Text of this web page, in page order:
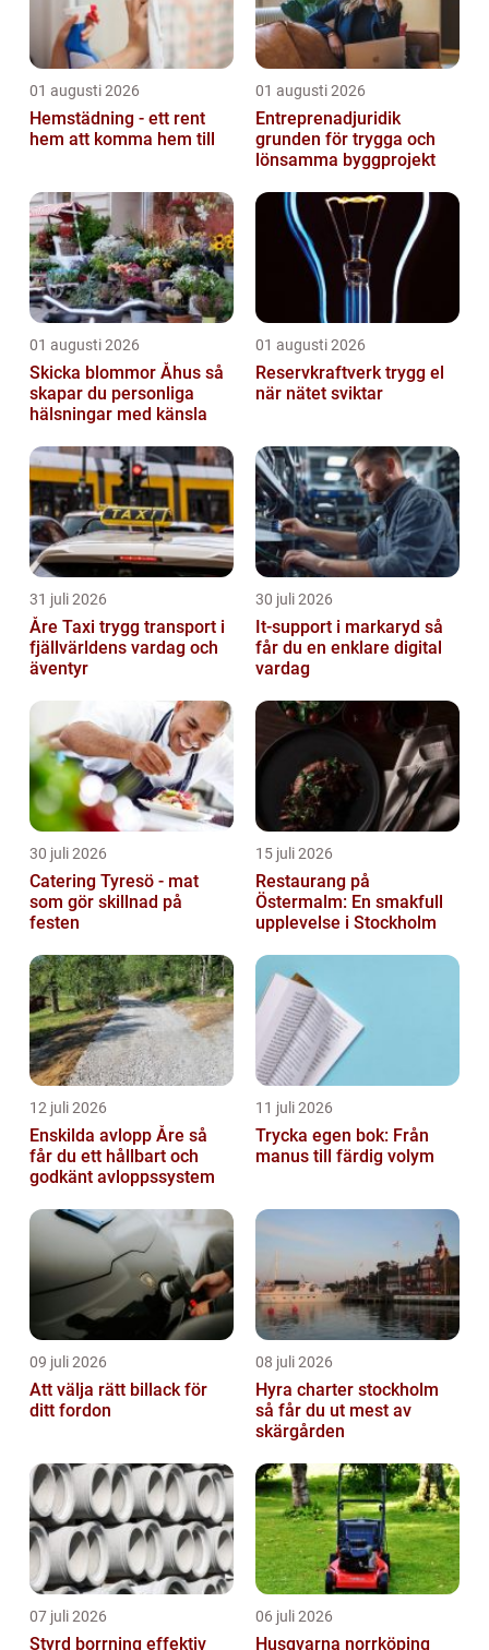
01 augusti 2026
Hemstädning - ett rent
hem att komma hem till
01 augusti 2026
Entreprenadjuridik
grunden för trygga och
lönsamma byggprojekt
01 augusti 2026
Skicka blommor Åhus så
skapar du personliga
hälsningar med känsla
01 augusti 2026
Reservkraftverk trygg el
när nätet sviktar
31 juli 2026
Åre Taxi trygg transport i
fjällvärldens vardag och
äventyr
30 juli 2026
It-support i markaryd så
får du en enklare digital
vardag
30 juli 2026
Catering Tyresö - mat
som gör skillnad på
festen
15 juli 2026
Restaurang på
Östermalm: En smakfull
upplevelse i Stockholm
12 juli 2026
Enskilda avlopp Åre så
får du ett hållbart och
godkänt avloppssystem
11 juli 2026
Trycka egen bok: Från
manus till färdig volym
09 juli 2026
Att välja rätt billack för
ditt fordon
08 juli 2026
Hyra charter stockholm
så får du ut mest av
skärgården
07 juli 2026
Styrd borrning effektiv
06 juli 2026
Husqvarna norrköping